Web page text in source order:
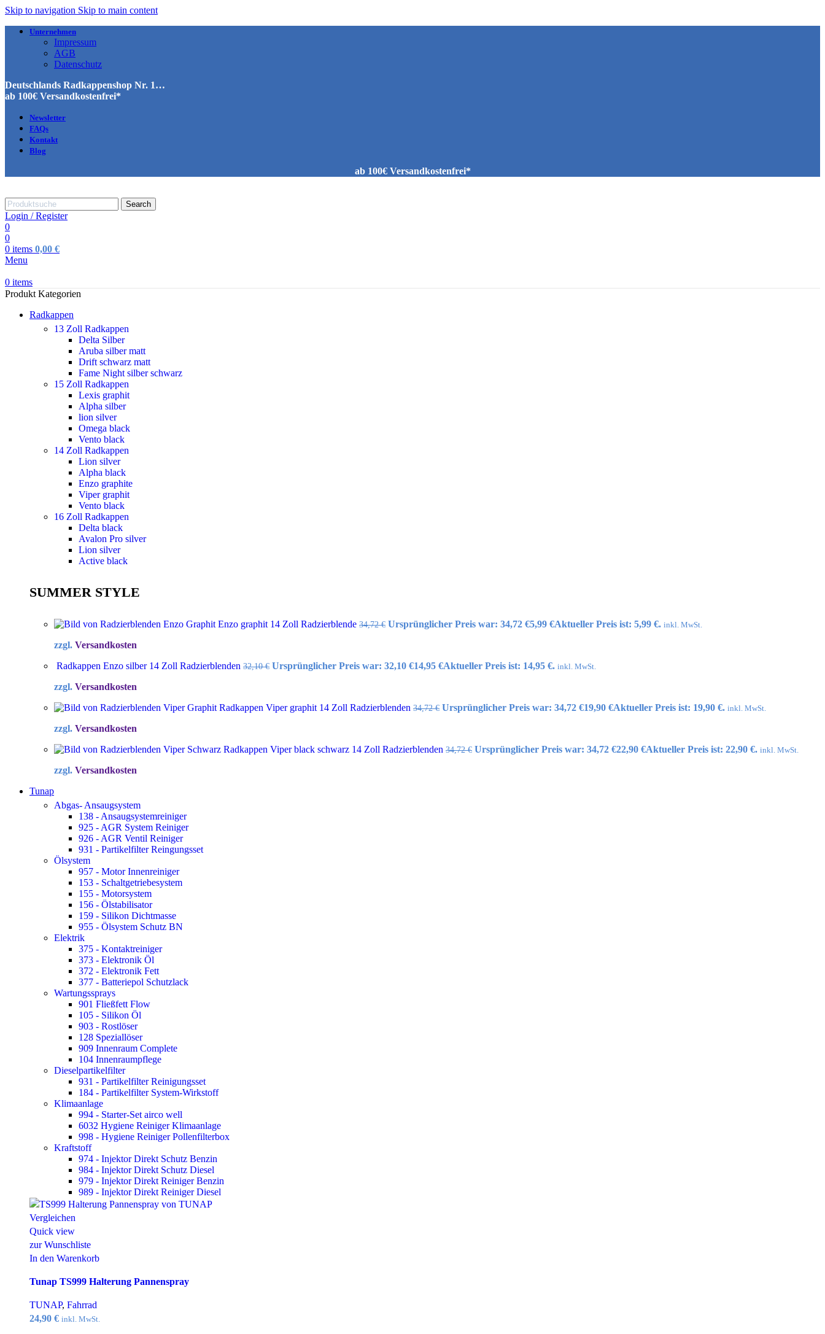
Skip to navigation Skip to main content
Unternehmen
Impressum
AGB
Datenschutz
Deutschlands Radkappenshop Nr. 1…
ab 100€ Versandkostenfrei*
Newsletter
FAQs
Kontakt
Blog
ab 100€ Versandkostenfrei*
Search
Login / Register
0
0
0 items 0,00 €
Menu
0 items
Produkt Kategorien
Radkappen
13 Zoll Radkappen
Delta Silber
Aruba silber matt
Drift schwarz matt
Fame Night silber schwarz
15 Zoll Radkappen
Lexis graphit
Alpha silber
lion silver
Omega black
Vento black
14 Zoll Radkappen
Lion silver
Alpha black
Enzo graphite
Viper graphit
Vento black
16 Zoll Radkappen
Delta black
Avalon Pro silver
Lion silver
Active black
SUMMER STYLE
Enzo graphit 14 Zoll Radzierblende 34,72€ Ursprünglicher Preis war: 34,72 €5,99 €Aktueller Preis ist: 5,99 €. inkl. MwSt.
zzgl. Versandkosten
Radkappen Enzo silber 14 Zoll Radzierblenden 32,10€ Ursprünglicher Preis war: 32,10 €14,95 €Aktueller Preis ist: 14,95 €. inkl. MwSt.
zzgl. Versandkosten
Radkappen Viper graphit 14 Zoll Radzierblenden 34,72€ Ursprünglicher Preis war: 34,72 €19,90 €Aktueller Preis ist: 19,90 €. inkl. MwSt.
zzgl. Versandkosten
Radkappen Viper black schwarz 14 Zoll Radzierblenden 34,72€ Ursprünglicher Preis war: 34,72 €22,90 €Aktueller Preis ist: 22,90 €. inkl. MwSt.
zzgl. Versandkosten
Tunap
Abgas- Ansaugsystem
138 - Ansaugsystemreiniger
925 - AGR System Reiniger
926 - AGR Ventil Reiniger
931 - Partikelfilter Reingungsset
Ölsystem
957 - Motor Innenreiniger
153 - Schaltgetriebesystem
155 - Motorsystem
156 - Ölstabilisator
159 - Silikon Dichtmasse
955 - Ölsystem Schutz BN
Elektrik
375 - Kontaktreiniger
373 - Elektronik Öl
372 - Elektronik Fett
377 - Batteriepol Schutzlack
Wartungssprays
901 Fließfett Flow
105 - Silikon Öl
903 - Rostlöser
128 Speziallöser
909 Innenraum Complete
104 Innenraumpflege
Dieselpartikelfilter
931 - Partikelfilter Reinigungsset
184 - Partikelfilter System-Wirkstoff
Klimaanlage
994 - Starter-Set airco well
6032 Hygiene Reiniger Klimaanlage
998 - Hygiene Reiniger Pollenfilterbox
Kraftstoff
974 - Injektor Direkt Schutz Benzin
984 - Injektor Direkt Schutz Diesel
979 - Injektor Direkt Reiniger Benzin
989 - Injektor Direkt Reiniger Diesel
Vergleichen
Quick view
zur Wunschliste
In den Warenkorb
Tunap TS999 Halterung Pannenspray
TUNAP, Fahrrad
24,90 € inkl. MwSt.